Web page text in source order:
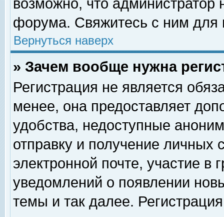
возможно, что
форума. Свяжитесь с ним для
Вернуться наверх
» Зачем вообще нужна
Регистрация не является
менее, она предоставляет
удобства, недоступные
отправку и получение личных
электронной почте, участие в
уведомлений о появлении
темы и так далее.